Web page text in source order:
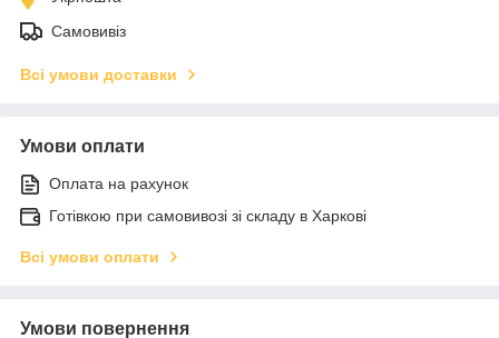
Самовивіз
Всі умови доставки
Умови оплати
Оплата на рахунок
Готівкою при самовивозі зі складу в Харкові
Всі умови оплати
Умови повернення